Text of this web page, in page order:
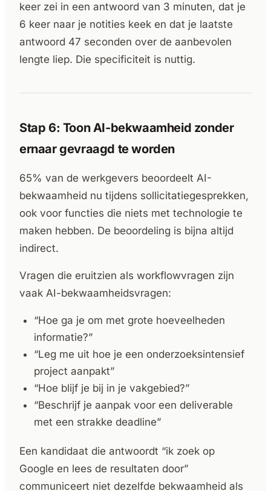
keer zei in een antwoord van 3 minuten, dat je
6 keer naar je notities keek en dat je laatste
antwoord 47 seconden over de aanbevolen
lengte liep. Die specificiteit is nuttig.
Stap 6: Toon AI-bekwaamheid zonder
ernaar gevraagd te worden
65% van de werkgevers beoordeelt AI-
bekwaamheid nu tijdens sollicitatiegesprekken,
ook voor functies die niets met technologie te
maken hebben. De beoordeling is bijna altijd
indirect.
Vragen die eruitzien als workflowvragen zijn
vaak AI-bekwaamheidsvragen:
“Hoe ga je om met grote hoeveelheden
informatie?”
“Leg me uit hoe je een onderzoeksintensief
project aanpakt”
“Hoe blijf je bij in je vakgebied?”
“Beschrijf je aanpak voor een deliverable
met een strakke deadline”
Een kandidaat die antwoordt “ik zoek op
Google en lees de resultaten door”
communiceert niet dezelfde bekwaamheid als